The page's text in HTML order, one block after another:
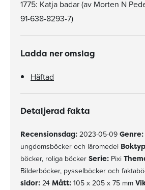
1775: Katja badar (av Morten N
91-638-8293-7)
Ladda ner omslag
Häftad
Detaljerad fakta
Recensionsdag: 2023-05-09 Genre:
ungdomsböcker och läromedel
böcker, roliga böcker Serie: Pixi
Bilderböcker, pysselböcker och
sidor: 24 Mått: 105 x 205 x 75 mm